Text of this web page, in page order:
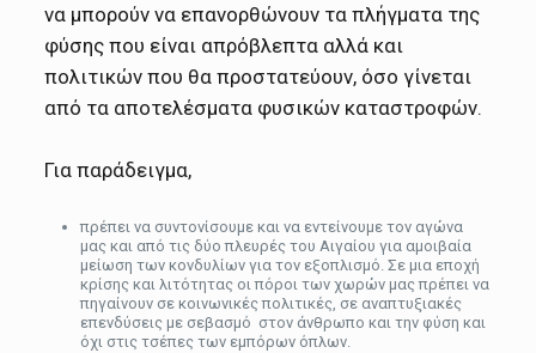
να μπορούν να επανορθώνουν τα πλήγματα της
φύσης που είναι απρόβλεπτα αλλά και
πολιτικών που θα προστατεύουν, όσο γίνεται
από τα αποτελέσματα φυσικών καταστροφών.
Για παράδειγμα,
πρέπει να συντονίσουμε και να εντείνουμε τον αγώνα
μας και από τις δύο πλευρές του Αιγαίου για αμοιβαία
μείωση των κονδυλίων για τον εξοπλισμό. Σε μια εποχή
κρίσης και λιτότητας οι πόροι των χωρών μας πρέπει να
πηγαίνουν σε κοινωνικές πολιτικές, σε αναπτυξιακές
επενδύσεις με σεβασμό στον άνθρωπο και την φύση και
όχι στις τσέπες των εμπόρων όπλων.